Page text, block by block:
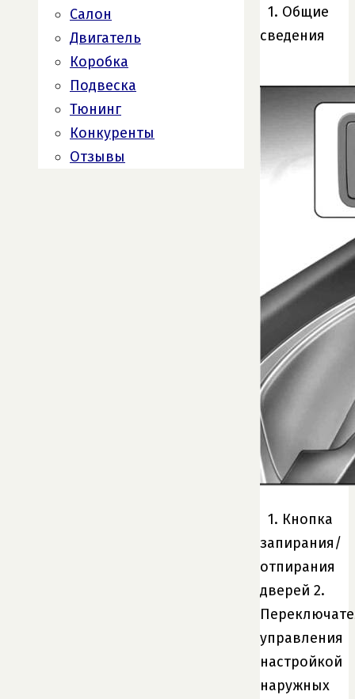
1. Общие
сведения
1. Кнопка
запирания/
отпирания
дверей 2.
управления
настройкой
наружных
Салон
Двигатель
Коробка
Подвеска
Тюнинг
Конкуренты
Отзывы